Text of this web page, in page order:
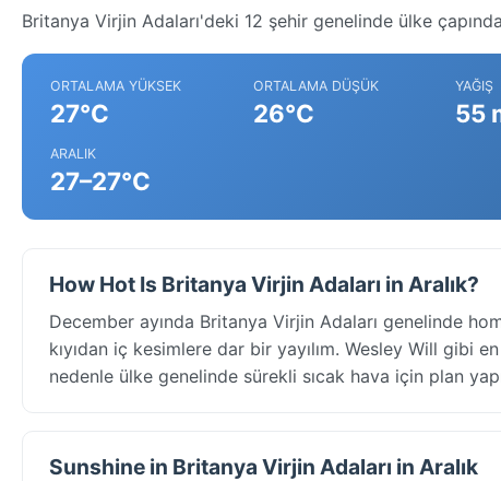
Britanya Virjin Adaları'deki 12 şehir genelinde ülke
ORTALAMA YÜKSEK
27°C
ORTALAMA DÜŞÜK
26°C
YAĞIŞ
55
ARALIK
27–27°C
How Hot Is Britanya Virjin Adaları in Aralık?
December ayında Britanya Virjin Adaları genelinde
kıyıdan iç kesimlere dar bir yayılım. Wesley Will gibi
nedenle ülke genelinde sürekli sıcak hava için plan
Sunshine in Britanya Virjin Adaları in Aralık